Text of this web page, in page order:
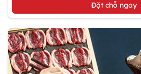
Đặt chỗ ngay